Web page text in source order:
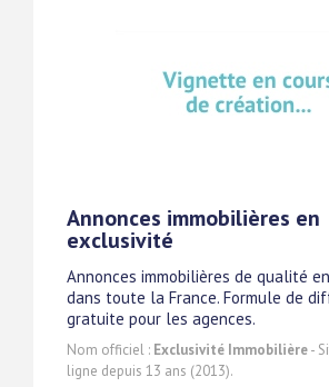
Annonces immobilières en
exclusivité
Annonces immobilières de qualité
dans toute la France. Formule de
gratuite pour les agences.
Nom officiel : Exclusivité Immobilière-
ligne depuis 13 ans (2013).